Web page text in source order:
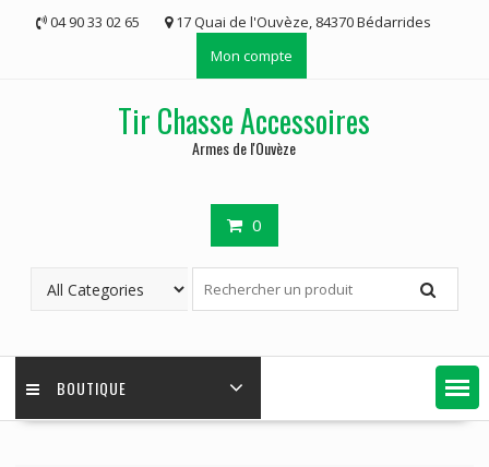
04 90 33 02 65
17 Quai de l'Ouvèze, 84370 Bédarrides
Mon compte
Tir Chasse Accessoires
Armes de l'Ouvèze
0
BOUTIQUE